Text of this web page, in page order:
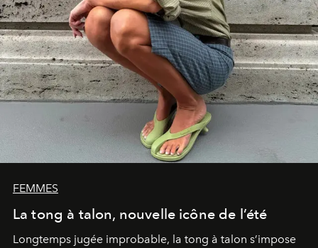
FEMMES
La tong à talon, nouvelle icône de l’été
Longtemps jugée improbable, la tong à talon s’impose